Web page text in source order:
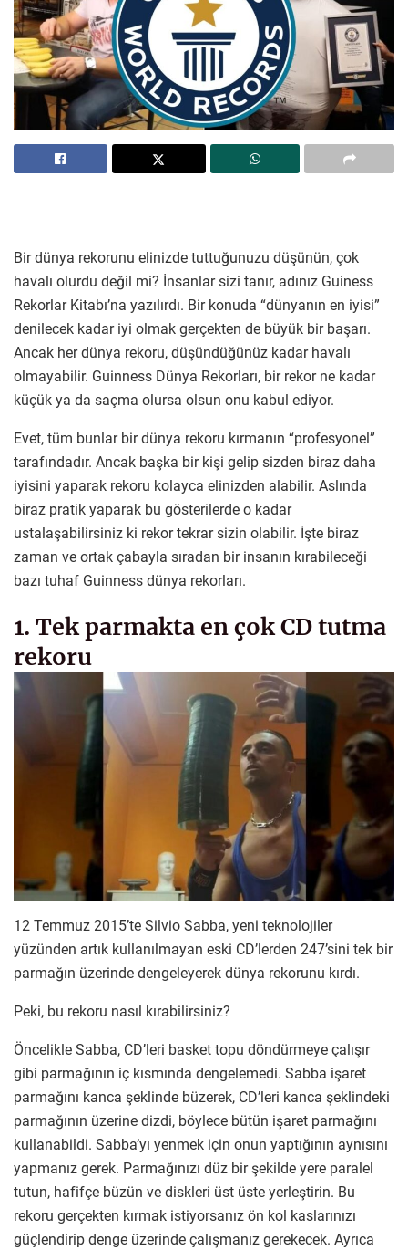
Bir dünya rekorunu elinizde tuttuğunuzu düşünün, çok
havalı olurdu değil mi? İnsanlar sizi tanır, adınız Guiness
Rekorlar Kitabı’na yazılırdı. Bir konuda “dünyanın en iyisi”
denilecek kadar iyi olmak gerçekten de büyük bir başarı.
Ancak her dünya rekoru, düşündüğünüz kadar havalı
olmayabilir. Guinness Dünya Rekorları, bir rekor ne kadar
küçük ya da saçma olursa olsun onu kabul ediyor.
Evet, tüm bunlar bir dünya rekoru kırmanın “profesyonel”
tarafındadır. Ancak başka bir kişi gelip sizden biraz daha
iyisini yaparak rekoru kolayca elinizden alabilir. Aslında
biraz pratik yaparak bu gösterilerde o kadar
ustalaşabilirsiniz ki rekor tekrar sizin olabilir. İşte biraz
zaman ve ortak çabayla sıradan bir insanın kırabileceği
bazı tuhaf Guinness dünya rekorları.
1. Tek parmakta en çok CD tutma
rekoru
12 Temmuz 2015’te Silvio Sabba, yeni teknolojiler
yüzünden artık kullanılmayan eski CD’lerden 247’sini tek bir
parmağın üzerinde dengeleyerek dünya rekorunu kırdı.
Peki, bu rekoru nasıl kırabilirsiniz?
Öncelikle Sabba, CD’leri basket topu döndürmeye çalışır
gibi parmağının iç kısmında dengelemedi. Sabba işaret
parmağını kanca şeklinde büzerek, CD’leri kanca şeklindeki
parmağının üzerine dizdi, böylece bütün işaret parmağını
kullanabildi. Sabba’yı yenmek için onun yaptığının aynısını
yapmanız gerek. Parmağınızı düz bir şekilde yere paralel
tutun, hafifçe büzün ve diskleri üst üste yerleştirin. Bu
rekoru gerçekten kırmak istiyorsanız ön kol kaslarınızı
güçlendirip denge üzerinde çalışmanız gerekecek. Ayrıca